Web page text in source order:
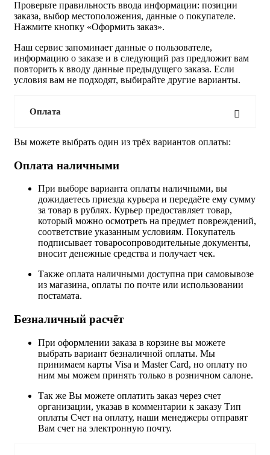
Проверьте правильность ввода информации: позиции
заказа, выбор местоположения, данные о покупателе.
Нажмите кнопку «Оформить заказ».
Наш сервис запоминает данные о пользователе,
информацию о заказе и в следующий раз предложит вам
повторить к вводу данные предыдущего заказа. Если
условия вам не подходят, выбирайте другие варианты.
Оплата
Вы можете выбрать один из трёх вариантов оплаты:
Оплата наличными
При выборе варианта оплаты наличными, вы
дожидаетесь приезда курьера и передаёте ему сумму
за товар в рублях. Курьер предоставляет товар,
который можно осмотреть на предмет повреждений,
соответствие указанным условиям. Покупатель
подписывает товаросопроводительные документы,
вносит денежные средства и получает чек.
Также оплата наличными доступна при самовывозе
из магазина, оплаты по почте или использовании
постамата.
Безналичный расчёт
При оформлении заказа в корзине вы можете
выбрать вариант безналичной оплаты. Мы
принимаем карты Visa и Master Card, но оплату по
ним мы можем принять только в розничном салоне.
Так же Вы можете оплатить заказ через счет
организации, указав в комментарии к заказу Тип
оплаты Счет на оплату, наши менеджеры отправят
Вам счет на электронную почту.